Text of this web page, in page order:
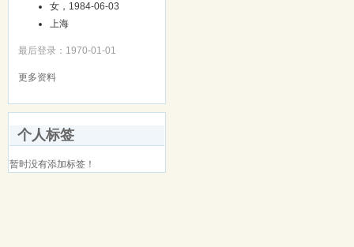
女，1984-06-03
上海
最后登录：1970-01-01
更多资料
个人标签
暂时没有添加标签！